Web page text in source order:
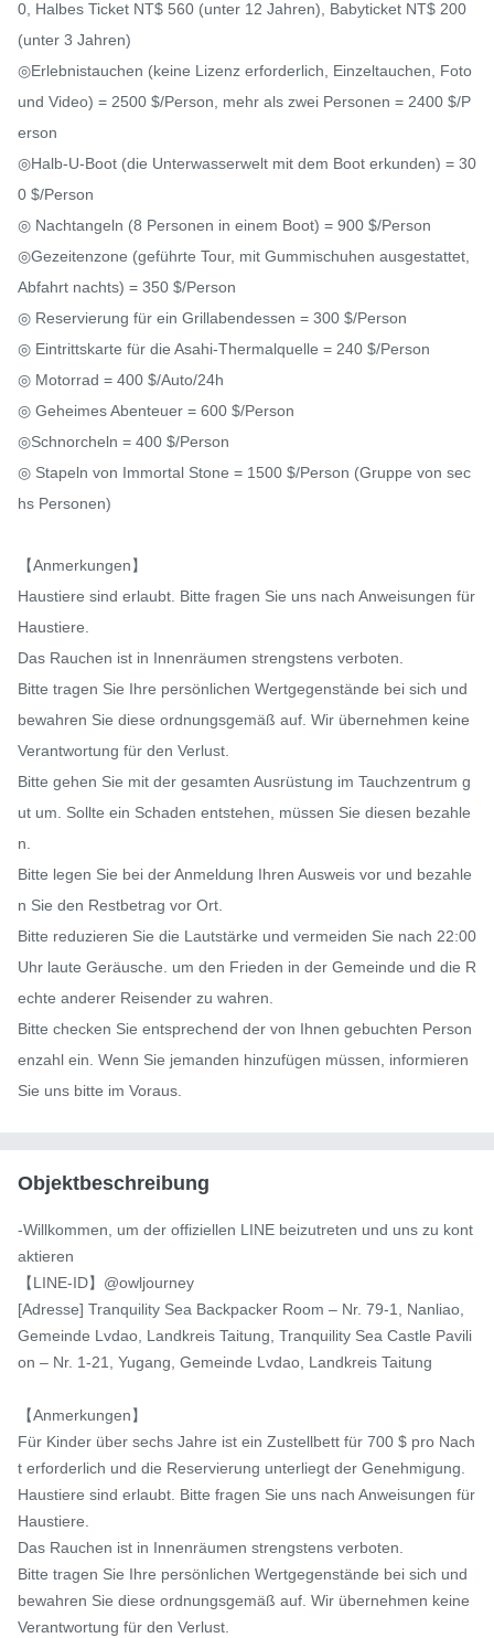
0, Halbes Ticket NT$ 560 (unter 12 Jahren), Babyticket NT$ 200
(unter 3 Jahren)
◎Erlebnistauchen (keine Lizenz erforderlich, Einzeltauchen, Foto
und Video) = 2500 $/Person, mehr als zwei Personen = 2400 $/P
erson
◎Halb-U-Boot (die Unterwasserwelt mit dem Boot erkunden) = 30
0 $/Person
◎ Nachtangeln (8 Personen in einem Boot) = 900 $/Person
◎Gezeitenzone (geführte Tour, mit Gummischuhen ausgestattet,
Abfahrt nachts) = 350 $/Person
◎ Reservierung für ein Grillabendessen = 300 $/Person
◎ Eintrittskarte für die Asahi-Thermalquelle = 240 $/Person
◎ Motorrad = 400 $/Auto/24h
◎ Geheimes Abenteuer = 600 $/Person
◎Schnorcheln = 400 $/Person
◎ Stapeln von Immortal Stone = 1500 $/Person (Gruppe von sec
hs Personen)
【Anmerkungen】
Haustiere sind erlaubt. Bitte fragen Sie uns nach Anweisungen für
Haustiere.
Das Rauchen ist in Innenräumen strengstens verboten.
Bitte tragen Sie Ihre persönlichen Wertgegenstände bei sich und
bewahren Sie diese ordnungsgemäß auf. Wir übernehmen keine
Verantwortung für den Verlust.
Bitte gehen Sie mit der gesamten Ausrüstung im Tauchzentrum g
ut um. Sollte ein Schaden entstehen, müssen Sie diesen bezahle
n.
Bitte legen Sie bei der Anmeldung Ihren Ausweis vor und bezahle
n Sie den Restbetrag vor Ort.
Bitte reduzieren Sie die Lautstärke und vermeiden Sie nach 22:00
Uhr laute Geräusche. um den Frieden in der Gemeinde und die R
echte anderer Reisender zu wahren.
Bitte checken Sie entsprechend der von Ihnen gebuchten Person
enzahl ein. Wenn Sie jemanden hinzufügen müssen, informieren
Sie uns bitte im Voraus.
Objektbeschreibung
-Willkommen, um der offiziellen LINE beizutreten und uns zu kont
aktieren
【LINE-ID】@owljourney
[Adresse] Tranquility Sea Backpacker Room – Nr. 79-1, Nanliao,
Gemeinde Lvdao, Landkreis Taitung, Tranquility Sea Castle Pavili
on – Nr. 1-21, Yugang, Gemeinde Lvdao, Landkreis Taitung
【Anmerkungen】
Für Kinder über sechs Jahre ist ein Zustellbett für 700 $ pro Nach
t erforderlich und die Reservierung unterliegt der Genehmigung.
Haustiere sind erlaubt. Bitte fragen Sie uns nach Anweisungen für
Haustiere.
Das Rauchen ist in Innenräumen strengstens verboten.
Bitte tragen Sie Ihre persönlichen Wertgegenstände bei sich und
bewahren Sie diese ordnungsgemäß auf. Wir übernehmen keine
Verantwortung für den Verlust.